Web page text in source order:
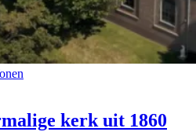
kerk uit 1860